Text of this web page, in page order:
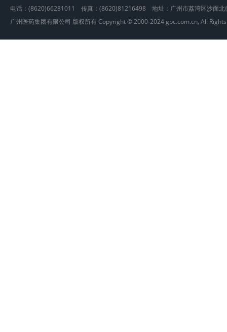
电话：(8620)66281011 传真：(8620)81216498 地址：广州市荔湾区沙
广州医药集团有限公司 版权所有 Copyright © 2000-2024 gpc.com.cn, All